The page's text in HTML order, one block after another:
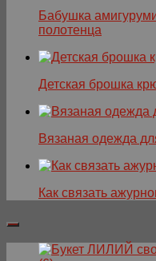
Бабушка
полотенца
Детская брошка
Вязаная одежда
Как связать